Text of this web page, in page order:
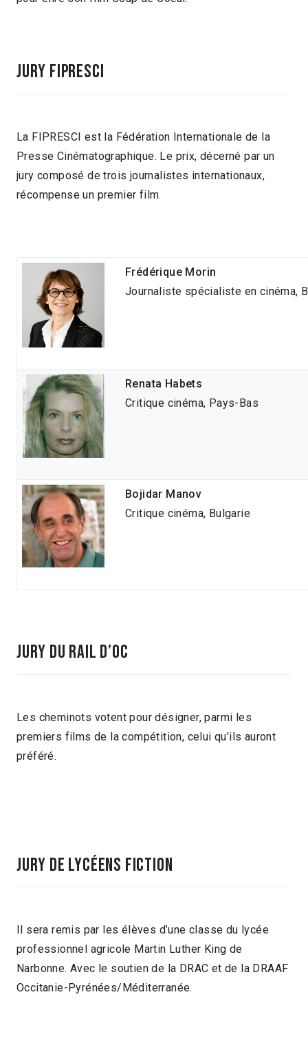
JURY FIPRESCI
La FIPRESCI est la Fédération Internationale de la
Presse Cinématographique. Le prix, décerné par un
jury composé de trois journalistes internationaux,
récompense un premier film.
Frédérique Morin
Journaliste spécialiste en cinéma,
Renata Habets
Critique cinéma, Pays-Bas
Bojidar Manov
Critique cinéma, Bulgarie
Jury du rail d’oc
Les cheminots votent pour désigner, parmi les
premiers films de la compétition, celui qu’ils auront
préféré.
JURY DE LYCéENS FICTION
Il sera remis par les élèves d’une classe du lycée
professionnel agricole Martin Luther King de
Narbonne. Avec le soutien de la DRAC et de la DRAAF
Occitanie-Pyrénées/Méditerranée.